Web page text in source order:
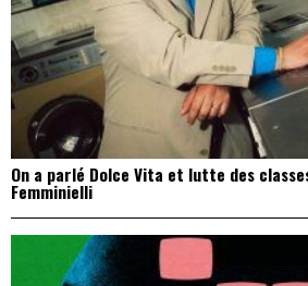
On a parlé Dolce Vita et lutte des
Femminielli